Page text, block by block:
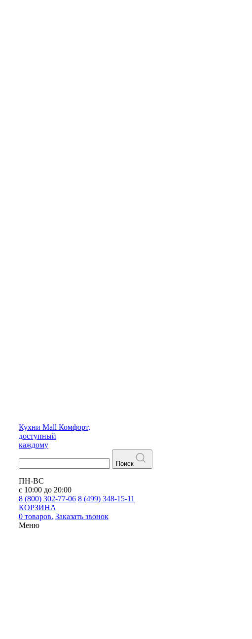
Кухни Mall Комфорт,
доступный
каждому
Поиск
ПН-ВС
с 10:00 до 20:00
8 (800) 302-77-06 8 (499) 348-15-11
КОРЗИНА
0 товаров. Заказать звонок
Меню